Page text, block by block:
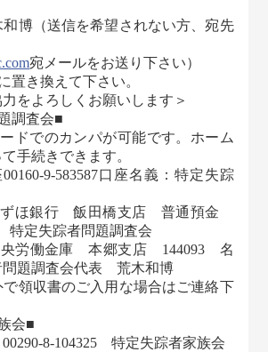
博（送信を希望されない方、宛先
宛メールをお送り下さい）
置き換えて下さい。
をよろしくお願いします＞
調査会■
ドでのカンパが可能です。ホーム
手続きできます。
9-583587口座名義：特定失踪
ほ銀行 飯田橋支店 普通預金
定失踪者問題調査会
労働金庫 本郷支店 144093 名
題調査会代表 荒木和博
で領収書のご入用な場合はご連絡下
会■
8-104325 特定失踪者家族会